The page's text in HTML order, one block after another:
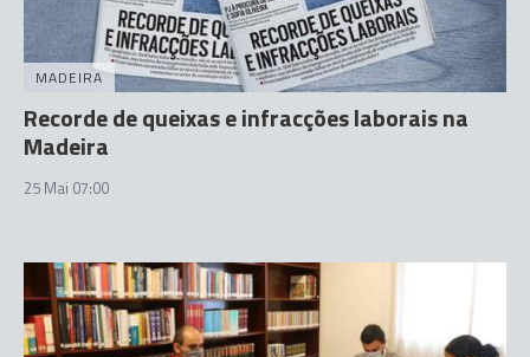
MADEIRA
Recorde de queixas e infracções laborais na
Madeira
25 Mai 07:00